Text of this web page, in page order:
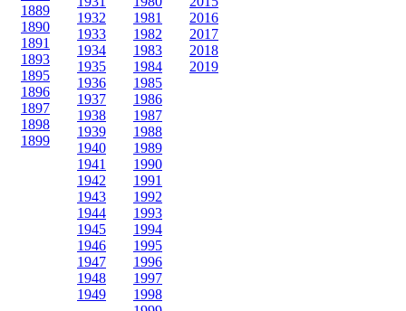
1889
1890
1891
1893
1895
1896
1897
1898
1899
1932
1933
1934
1935
1936
1937
1938
1939
1940
1941
1942
1943
1944
1945
1946
1947
1948
1949
1981
1982
1983
1984
1985
1986
1987
1988
1989
1990
1991
1992
1993
1994
1995
1996
1997
1998
2016
2017
2018
2019